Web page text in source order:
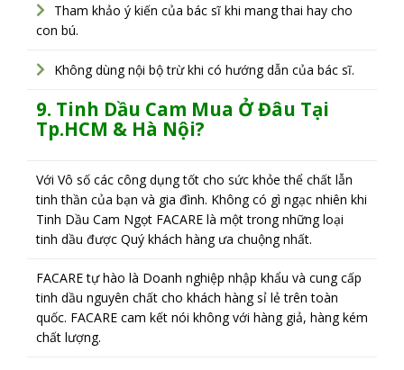
Tham khảo ý kiến của bác sĩ khi mang thai hay cho
con bú.
Không dùng nội bộ trừ khi có hướng dẫn của bác sĩ.
9. Tinh Dầu Cam Mua Ở Đâu Tại
Tp.HCM & Hà Nội?
Với Vô số các công dụng tốt cho sức khỏe thể chất lẫn
tinh thần của bạn và gia đình. Không có gì ngạc nhiên khi
Tinh Dầu Cam Ngọt FACARE là một trong những loại
tinh dầu được Quý khách hàng ưa chuộng nhất.
FACARE tự hào là Doanh nghiệp nhập khẩu và cung cấp
tinh dầu nguyên chất cho khách hàng sỉ lẻ trên toàn
quốc. FACARE cam kết nói không với hàng giả, hàng kém
chất lượng.